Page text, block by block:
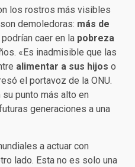
los rostros más visibles
demoledoras: más de
podrían caer en la pobreza
«Es inadmisible que las
alimentar a sus hijos o
el portavoz de la ONU.
su punto más alto en
generaciones a una
a actuar con
lado. Esta no es solo una